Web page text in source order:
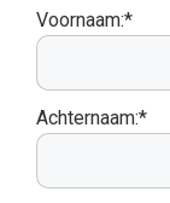
Voornaam:*
Achternaam:*